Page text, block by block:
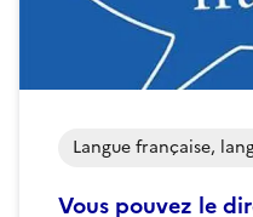
Vous pouvez le
Langue française,